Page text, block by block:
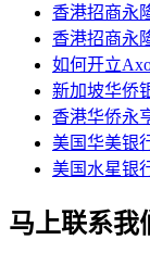
香港招商永
香港招商永
如何开立
新加坡华侨
香港华侨永
美国华美银
美国水星银
马上联系我